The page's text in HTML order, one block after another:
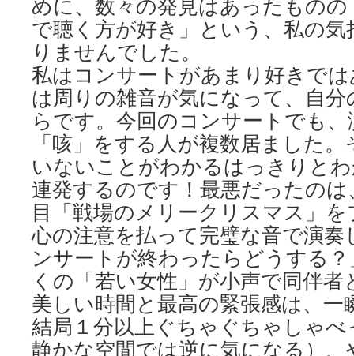
めに、数々の発見はあったもの
で聴く方が好き」という、私の
りませんでした。
私はコンサートがあまり好きで
は周りの雑音が気になって、自
らです。今回のコンサートでも
「咳」をする人が複数居ました
いないことがわかるはっきりと
連発するのです！最悪だったの
目「戦場のメリークリスマス」
心の注意を払って完璧な音で演
ンサートが終わったらどうする
くの「若い女性」が小声で同伴
美しい時間と最高の緊張感は、一
結局１分以上ぐちゃぐちゃしゃ
静かな空間では逆に気になる）